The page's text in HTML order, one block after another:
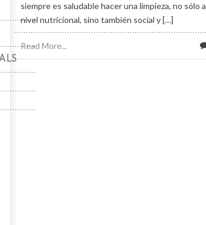
siempre es saludable hacer una limpieza, no sólo a
nivel nutricional, sino también social y […]
Read More...